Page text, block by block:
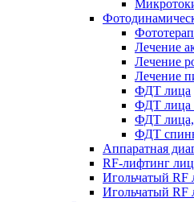
Лечение
Лечение
Лечение
ФДТ лица
ФДТ лица
ФДТ лица,
ФДТ
Аппаратная
RF-лифтинг
Игольчатый RF
Игольчатый RF